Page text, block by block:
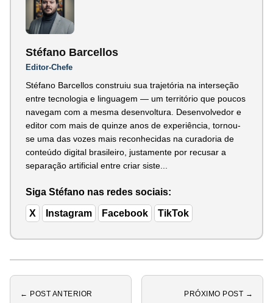
Stéfano Barcellos
Editor-Chefe
Stéfano Barcellos construiu sua trajetória na interseção
entre tecnologia e linguagem — um território que poucos
navegam com a mesma desenvoltura. Desenvolvedor e
editor com mais de quinze anos de experiência, tornou-
se uma das vozes mais reconhecidas na curadoria de
conteúdo digital brasileiro, justamente por recusar a
separação artificial entre criar siste...
Siga Stéfano nas redes sociais:
X Instagram Facebook TikTok
← POST ANTERIOR PRÓXIMO POST →